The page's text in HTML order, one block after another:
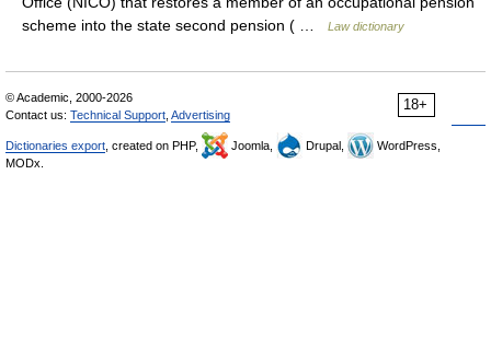
scheme into the state second pension ( …
Law dictionary
18+
© Academic, 2000-2026
Contact us: Technical Support Advertising
Dictionaries export , created on PHP, Joomla, Drupal,
WordPress,
MODx.